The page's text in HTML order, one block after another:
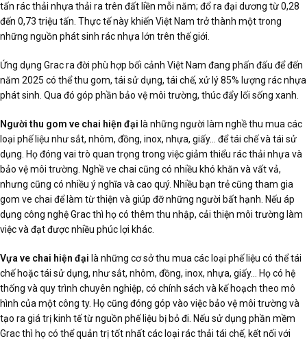
tấn rác thải nhựa thải ra trên đất liền mỗi năm; đổ ra đại dương từ 0,28
đến 0,73 triệu tấn. Thực tế này khiến Việt Nam trở thành một trong
những nguồn phát sinh rác nhựa lớn trên thế giới.
Ứng dụng Grac ra đời phù hợp bối cảnh Việt Nam đang phấn đấu để đến
năm 2025 có thể thu gom, tái sử dụng, tái chế, xử lý 85% lượng rác nhựa
phát sinh. Qua đó góp phần bảo vệ môi trường, thúc đẩy lối sống xanh.
Người thu gom ve chai hiện đại là những người làm nghề thu mua các
loại phế liệu như sắt, nhôm, đồng, inox, nhựa, giấy… để tái chế và tái sử
dụng. Họ đóng vai trò quan trọng trong việc giảm thiểu rác thải nhựa và
bảo vệ môi trường. Nghề ve chai cũng có nhiều khó khăn và vất vả,
nhưng cũng có nhiều ý nghĩa và cao quý. Nhiều bạn trẻ cũng tham gia
gom ve chai để làm từ thiện và giúp đỡ những người bất hạnh. Nếu áp
dụng công nghệ Grac thì họ có thêm thu nhập, cải thiện môi trường làm
việc và đạt được nhiều phúc lợi khác.
Vựa ve chai hiện đại là những cơ sở thu mua các loại phế liệu có thể tái
chế hoặc tái sử dụng, như sắt, nhôm, đồng, inox, nhựa, giấy… Họ có hệ
thống và quy trình chuyên nghiệp, có chính sách và kế hoạch theo mô
hình của một công ty. Họ cũng đóng góp vào việc bảo vệ môi trường và
tạo ra giá trị kinh tế từ nguồn phế liệu bị bỏ đi. Nếu sử dụng phần mềm
Grac thì họ có thể quản trị tốt nhất các loại rác thải tái chế, kết nối với